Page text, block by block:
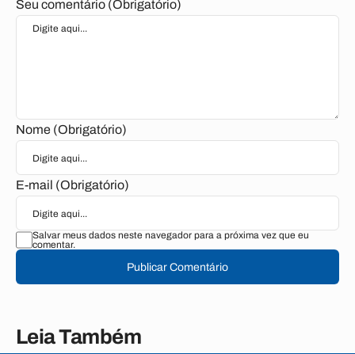
Seu comentário (Obrigatório)
Nome (Obrigatório)
E-mail (Obrigatório)
Salvar meus dados neste navegador para a próxima vez que eu
comentar.
Publicar Comentário
Leia Também